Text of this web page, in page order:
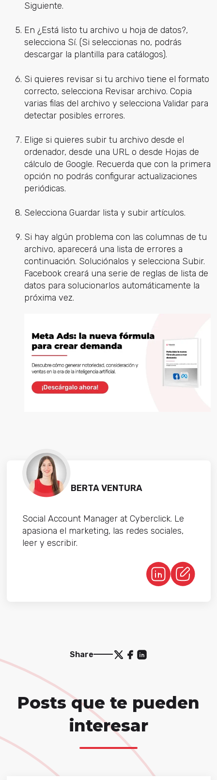
Siguiente.
En ¿Está listo tu archivo u hoja de datos?,
selecciona Sí. (Si seleccionas no, podrás
descargar la plantilla para catálogos).
Si quieres revisar si tu archivo tiene el formato
correcto, selecciona Revisar archivo. Copia
varias filas del archivo y selecciona Validar para
detectar posibles errores.
Elige si quieres subir tu archivo desde el
ordenador, desde una URL o desde Hojas de
cálculo de Google. Recuerda que con la primera
opción no podrás configurar actualizaciones
periódicas.
Selecciona Guardar lista y subir artículos.
Si hay algún problema con las columnas de tu
archivo, aparecerá una lista de errores a
continuación. Soluciónalos y selecciona Subir.
Facebook creará una serie de reglas de lista de
datos para solucionarlos automáticamente la
próxima vez.
BERTA VENTURA
Social Account Manager at Cyberclick. Le
apasiona el marketing, las redes sociales,
leer y escribir.
Share
Posts que te pueden
interesar